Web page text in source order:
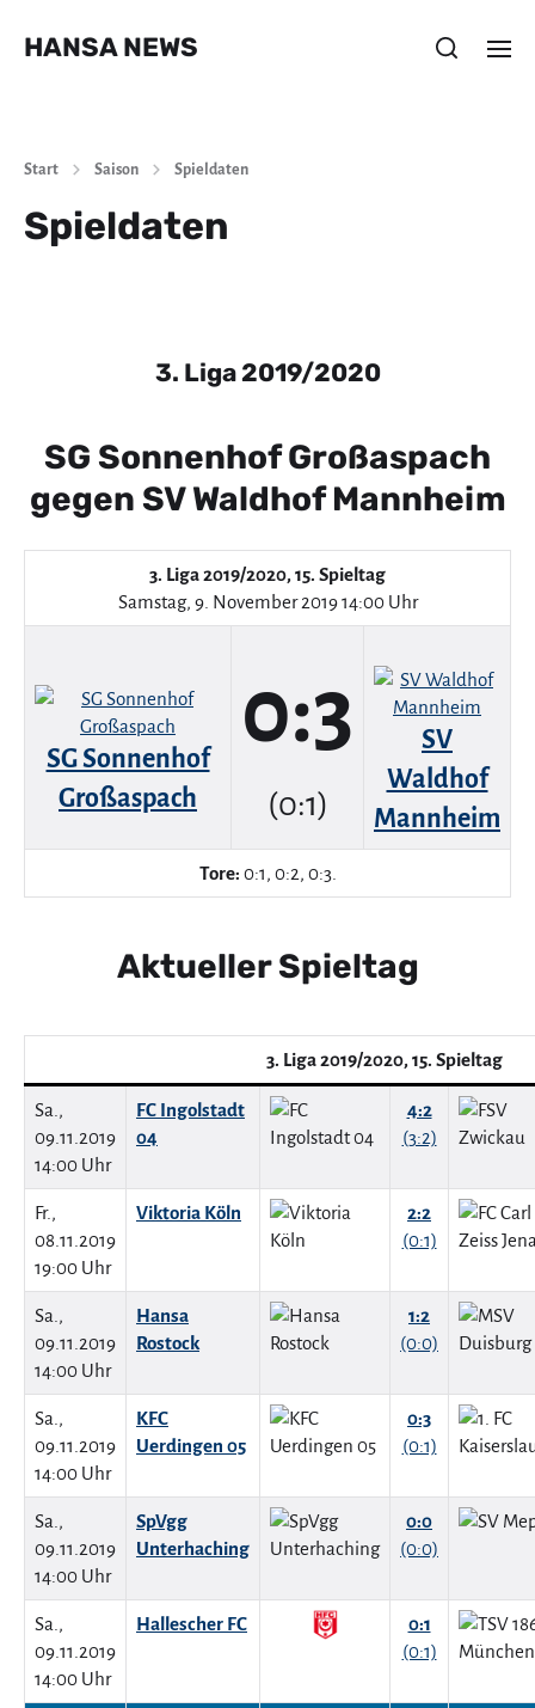
HANSA NEWS
Start Saison Spieldaten
Spieldaten
3. Liga 2019/2020
SG Sonnenhof Großaspach
gegen SV Waldhof Mannheim
3. Liga 2019/2020, 15. Spieltag
Samstag, 9. November 2019 14:00 Uhr
SG Sonnenhof
Großaspach
0:3
(0:1)
SV
Waldhof
Mannheim
Tore: 0:1, 0:2, 0:3.
Aktueller Spieltag
3. Liga 2019/2020, 15. Spieltag
Sa.,
09.11.2019
14:00 Uhr
FC Ingolstadt
04
4:2
(3:2)
Fr.,
08.11.2019
19:00 Uhr
Viktoria Köln
2:2
(0:1)
Sa.,
09.11.2019
14:00 Uhr
Hansa
Rostock
1:2
(0:0)
Sa.,
09.11.2019
14:00 Uhr
KFC
Uerdingen 05
0:3
(0:1)
Sa.,
09.11.2019
14:00 Uhr
SpVgg
Unterhaching
0:0
(0:0)
Sa.,
09.11.2019
14:00 Uhr
Hallescher FC
0:1
(0:1)